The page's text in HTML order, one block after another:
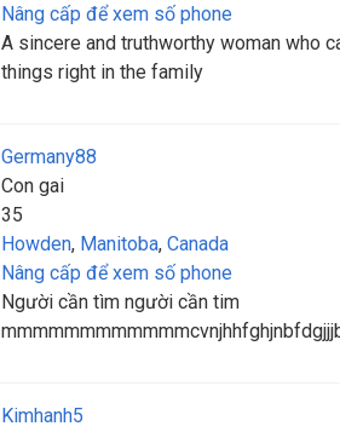
Nâng cấp để xem số phone
A sincere and truthworthy woman who
things right in the family
Germany88
Con gai
35
Howden, Manitoba, Canada
Nâng cấp để xem số phone
Người cần tìm người cần tim
Kimhanh5